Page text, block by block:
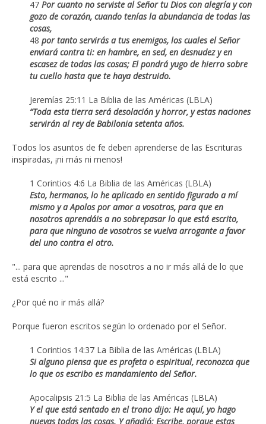
47 Por cuanto no serviste al Señor tu Dios con alegría y con
gozo de corazón, cuando tenías la abundancia de todas las
cosas,
48 por tanto servirás a tus enemigos, los cuales el Señor
enviará contra ti: en hambre, en sed, en desnudez y en
escasez de todas las cosas; El pondrá yugo de hierro sobre
tu cuello hasta que te haya destruido.
Jeremías 25:11 La Biblia de las Américas (LBLA)
“Toda esta tierra será desolación y horror, y estas naciones
servirán al rey de Babilonia setenta años.
Todos los asuntos de fe deben aprenderse de las Escrituras
inspiradas, ¡ni más ni menos!
1 Corintios 4:6 La Biblia de las Américas (LBLA)
Esto, hermanos, lo he aplicado en sentido figurado a mí
mismo y a Apolos por amor a vosotros, para que en
nosotros aprendáis a no sobrepasar lo que está escrito,
para que ninguno de vosotros se vuelva arrogante a favor
del uno contra el otro.
"... para que aprendas de nosotros a no ir más allá de lo que
está escrito ..."
¿Por qué no ir más allá?
Porque fueron escritos según lo ordenado por el Señor.
1 Corintios 14:37 La Biblia de las Américas (LBLA)
Si alguno piensa que es profeta o espiritual, reconozca que
lo que os escribo es mandamiento del Señor.
Apocalipsis 21:5 La Biblia de las Américas (LBLA)
Y el que está sentado en el trono dijo: He aquí, yo hago
nuevas todas las cosas. Y añadió: Escribe, porque estas